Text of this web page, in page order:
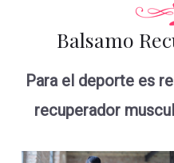
Balsamo
Para el deporte es
recuperador